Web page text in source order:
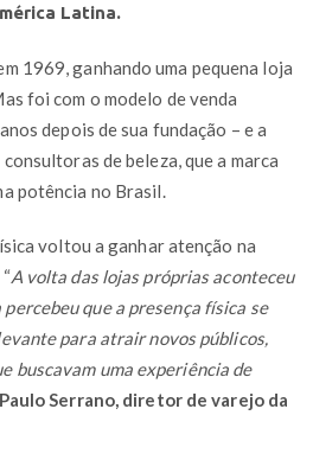
Latina.
1969, ganhando uma pequena loja
foi com o modelo de venda
depois de sua fundação – e a
de beleza, que a marca
potência no Brasil.
voltou a ganhar atenção na
A volta das lojas próprias aconteceu
que a presença física se
para atrair novos públicos,
buscavam uma experiência de
Paulo Serrano, diretor de varejo da